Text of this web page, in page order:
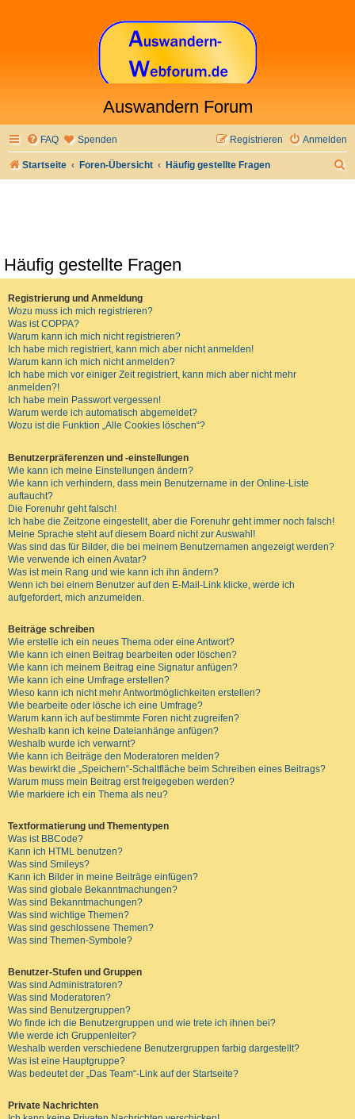
Auswandern Forum
FAQ Spenden Anmelden
Registrieren
Startseite Foren-Übersicht Häufig gestellte Fragen
Häufig gestellte Fragen
Registrierung und Anmeldung
Wozu muss ich mich registrieren?
Was ist COPPA?
Warum kann ich mich nicht registrieren?
Ich habe mich registriert, kann mich aber nicht anmelden!
Warum kann ich mich nicht anmelden?
Ich habe mich vor einiger Zeit registriert, kann mich aber nicht mehr
anmelden?!
Ich habe mein Passwort vergessen!
Warum werde ich automatisch abgemeldet?
Wozu ist die Funktion „Alle Cookies löschen“?
Benutzerpräferenzen und -einstellungen
Wie kann ich meine Einstellungen ändern?
Wie kann ich verhindern, dass mein Benutzername in der Online-Liste
auftaucht?
Die Forenuhr geht falsch!
Ich habe die Zeitzone eingestellt, aber die Forenuhr geht immer noch falsch!
Meine Sprache steht auf diesem Board nicht zur Auswahl!
Was sind das für Bilder, die bei meinem Benutzernamen angezeigt werden?
Wie verwende ich einen Avatar?
Was ist mein Rang und wie kann ich ihn ändern?
Wenn ich bei einem Benutzer auf den E-Mail-Link klicke, werde ich
aufgefordert, mich anzumelden.
Beiträge schreiben
Wie erstelle ich ein neues Thema oder eine Antwort?
Wie kann ich einen Beitrag bearbeiten oder löschen?
Wie kann ich meinem Beitrag eine Signatur anfügen?
Wie kann ich eine Umfrage erstellen?
Wieso kann ich nicht mehr Antwortmöglichkeiten erstellen?
Wie bearbeite oder lösche ich eine Umfrage?
Warum kann ich auf bestimmte Foren nicht zugreifen?
Weshalb kann ich keine Dateianhänge anfügen?
Weshalb wurde ich verwarnt?
Wie kann ich Beiträge den Moderatoren melden?
Was bewirkt die „Speichern“-Schaltfläche beim Schreiben eines Beitrags?
Warum muss mein Beitrag erst freigegeben werden?
Wie markiere ich ein Thema als neu?
Textformatierung und Thementypen
Was ist BBCode?
Kann ich HTML benutzen?
Was sind Smileys?
Kann ich Bilder in meine Beiträge einfügen?
Was sind globale Bekanntmachungen?
Was sind Bekanntmachungen?
Was sind wichtige Themen?
Was sind geschlossene Themen?
Was sind Themen-Symbole?
Benutzer-Stufen und Gruppen
Was sind Administratoren?
Was sind Moderatoren?
Was sind Benutzergruppen?
Wo finde ich die Benutzergruppen und wie trete ich ihnen bei?
Wie werde ich Gruppenleiter?
Weshalb werden verschiedene Benutzergruppen farbig dargestellt?
Was ist eine Hauptgruppe?
Was bedeutet der „Das Team“-Link auf der Startseite?
Private Nachrichten